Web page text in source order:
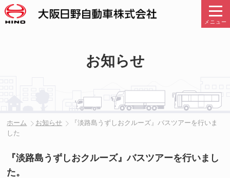
メニュー
お知らせ
ホーム お知らせ
『淡路島うずしおクルーズ』バスツアーを行いま
した
『淡路島うずしおクルーズ』バスツアーを行いまし
た。